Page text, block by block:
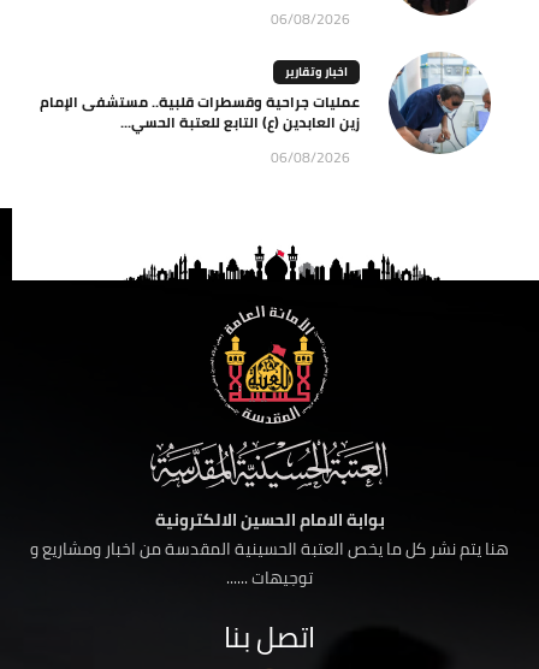
06/08/2026
اخبار وتقارير
عمليات جراحية وقسطرات قلبية.. مستشفى الإمام
زين العابدين (ع) التابع للعتبة الحسي...
06/08/2026
بوابة الامام الحسين الالكترونية
هنا يتم نشر كل ما يخص العتبة الحسينية المقدسة من اخبار ومشاريع و
توجيهات ......
اتصل بنا